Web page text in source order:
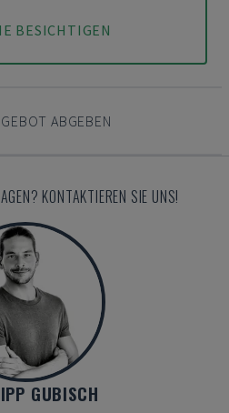
BESICHTIGEN
ABGEBEN
KONTAKTIEREN SIE UNS!
GUBISCH